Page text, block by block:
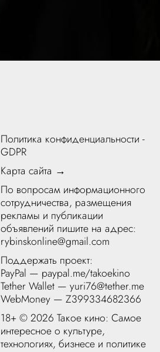
Политика конфиденциальности -
GDPR
Карта сайта →
По вопросам информационного
сотрудничества, размещения
рекламы и публикации
объявлений пишите на адрес:
rybinskonline@gmail.com
Поддержать проект:
PayPal — paypal.me/takoekino
Tether Wallet — yuri76@tether.me
WebMoney — Z399334682366
18+ ©2026 Такое кино: Самое
интересное о культуре,
технологиях, бизнесе и политике